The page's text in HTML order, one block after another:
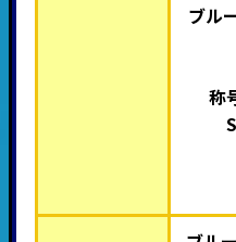
ブル
称